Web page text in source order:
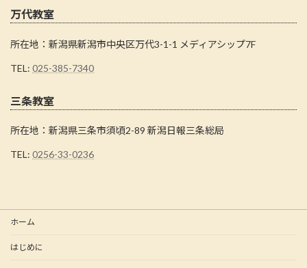
万代教室
所在地：新潟県新潟市中央区万代3-1-1 メディアシップ7F
TEL: 025-385-7340
三条教室
所在地：新潟県三条市須頃2-89 新潟日報三条総局
TEL: 0256-33-0236
ホーム
はじめに